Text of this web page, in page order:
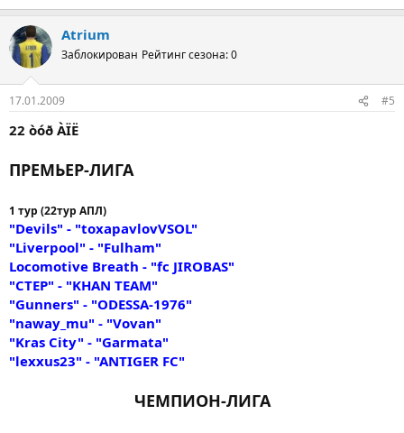
Atrium
Заблокирован Рейтинг сезона: 0
17.01.2009 #5
22 òóð ÀÏË
ПРЕМЬЕР-ЛИГА
1 тур (22тур АПЛ)
"Devils" - "toxapavlovVSOL"
"Liverpool" - "Fulham"
Locomotive Breath - "fc JIROBAS"
"CTEP" - "KHAN TEAM"
"Gunners" - "ODESSA-1976"
"naway_mu" - "Vovan"
"Kras City" - "Garmata"
"lexxus23" - "ANTIGER FC"
ЧЕМПИОН-ЛИГА